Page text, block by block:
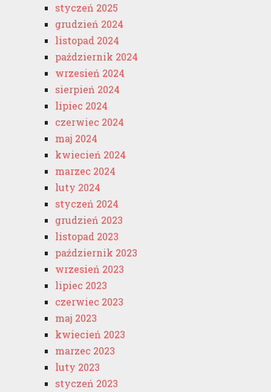
styczeń 2025
grudzień 2024
listopad 2024
październik 2024
wrzesień 2024
sierpień 2024
lipiec 2024
czerwiec 2024
maj 2024
kwiecień 2024
marzec 2024
luty 2024
styczeń 2024
grudzień 2023
listopad 2023
październik 2023
wrzesień 2023
lipiec 2023
czerwiec 2023
maj 2023
kwiecień 2023
marzec 2023
luty 2023
styczeń 2023